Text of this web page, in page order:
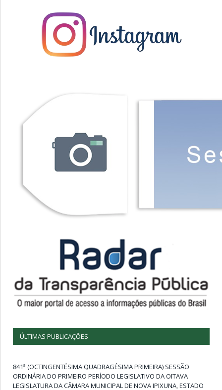
ÚLTIMAS PUBLICAÇÕES
841ª (OCTINGENTÉSIMA QUADRAGÉSIMA PRIMEIRA) SESSÃO
ORDINÁRIA DO PRIMEIRO PERÍODO LEGISLATIVO DA OITAVA
LEGISLATURA DA CÂMARA MUNICIPAL DE NOVA IPIXUNA, ESTADO